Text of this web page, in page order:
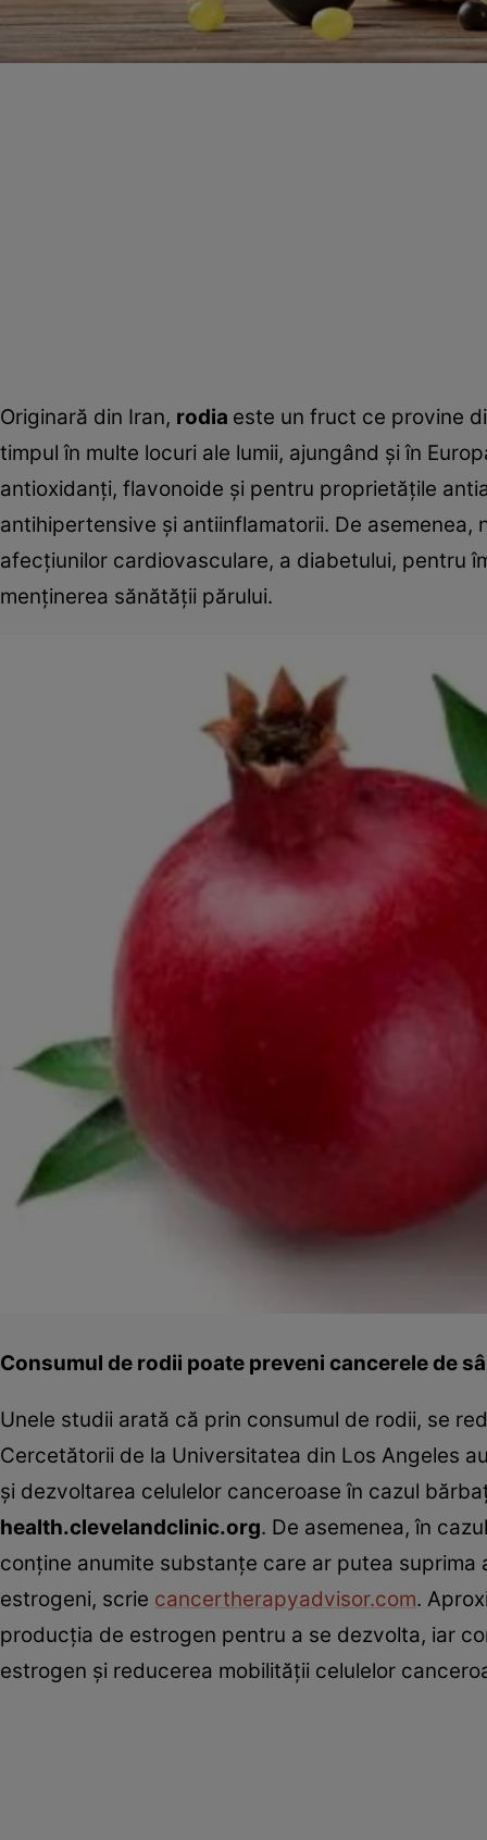
Originară din Iran, rodia este un fruct ce provine
timpul în multe locuri ale lumii, ajungând și în
antioxidanți, flavonoide și pentru proprietățile
antihipertensive și antiinflamatorii. De
afecțiunilor cardiovasculare, a diabetului, pentru
menținerea sănătății părului.
Consumul de rodii poate preveni cancerele de
Unele studii arată că prin consumul de rodii, se
Cercetătorii de la Universitatea din Los Angeles
și dezvoltarea celulelor canceroase în cazul
health.clevelandclinic.org. De asemenea, în
conține anumite substanțe care ar putea
estrogeni, scrie cancertherapyadvisor.com.
producția de estrogen pentru a se dezvolta, iar
estrogen și reducerea mobilității celulelor